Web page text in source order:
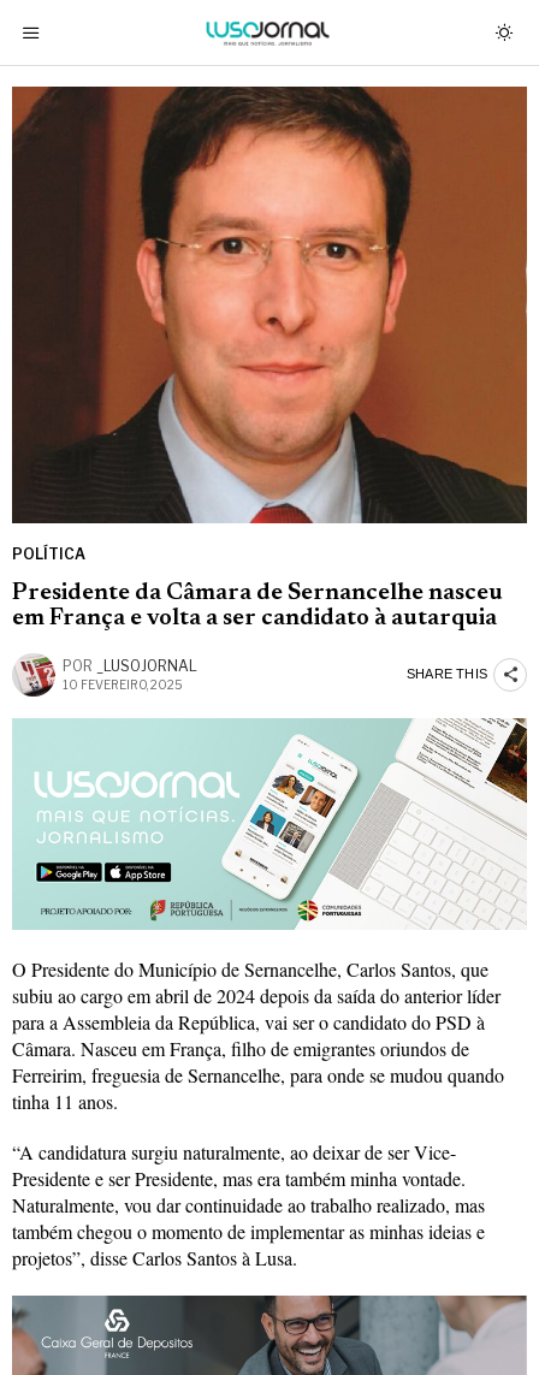
POLÍTICA
Presidente da Câmara de Sernancelhe nasceu
em França e volta a ser candidato à autarquia
POR _LUSOJORNAL
10 FEVEREIRO, 2025
SHARE THIS
O Presidente do Município de Sernancelhe, Carlos Santos, que
subiu ao cargo em abril de 2024 depois da saída do anterior líder
para a Assembleia da República, vai ser o candidato do PSD à
Câmara. Nasceu em França, filho de emigrantes oriundos de
Ferreirim, freguesia de Sernancelhe, para onde se mudou quando
tinha 11 anos.
“A candidatura surgiu naturalmente, ao deixar de ser Vice-
Presidente e ser Presidente, mas era também minha vontade.
Naturalmente, vou dar continuidade ao trabalho realizado, mas
também chegou o momento de implementar as minhas ideias e
projetos”, disse Carlos Santos à Lusa.